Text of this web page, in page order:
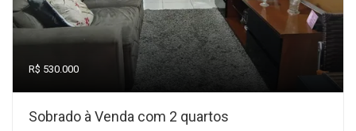
R$ 530.000
Sobrado à Venda com 2 quartos